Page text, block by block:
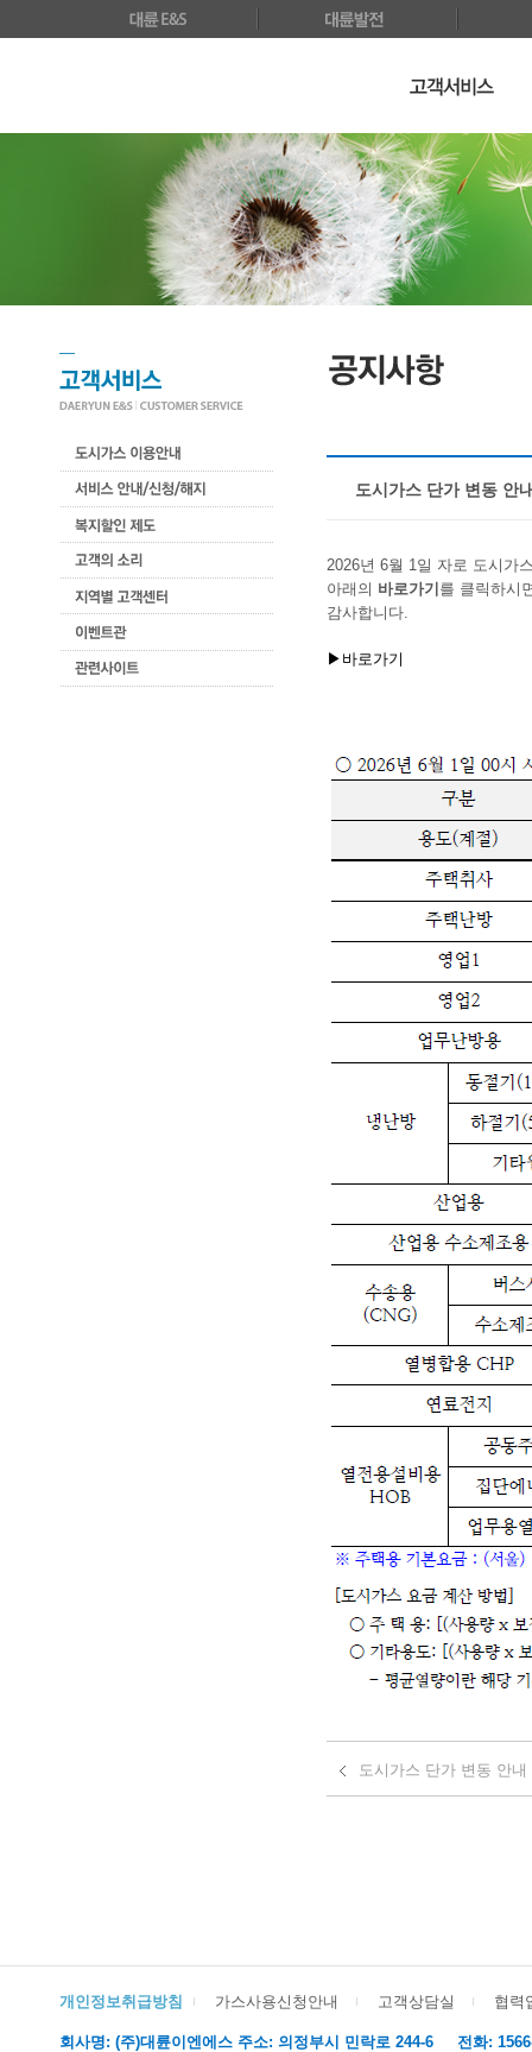
도시가스 단가 변동 안
​2026년 6월 1일 자로 도시가
아래의 바로가기 를 클릭하시
감사합니다.​
▶바로가기
도시가스 단가 변동 안내
개인정보취급방침 가스사용신청안내 고객상담실 협력
회사명: (주)대륜이엔에스 주소: 의정부시 민락로 244-6 전화: